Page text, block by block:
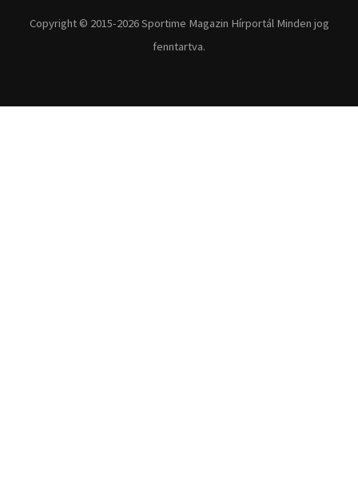
Copyright © 2015-2026 Sportime Magazin Hírportál Minden jog
fenntartva.